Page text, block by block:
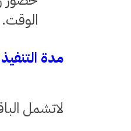
الوقت.
مدة
لاتشمل